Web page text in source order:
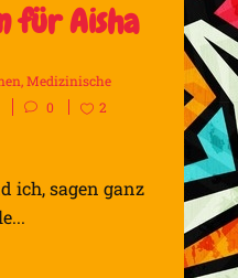
für Aisha
,Medizinische
0
2
ich, sagen ganz